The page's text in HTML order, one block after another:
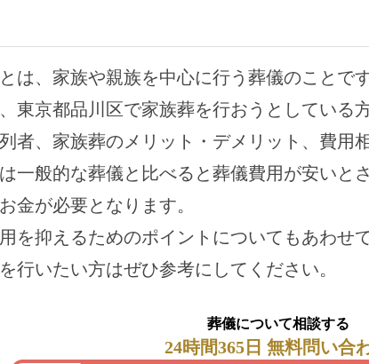
は、家族や親族を中心に行う葬儀のことです
東京都品川区で家族葬を行おうとしている
者、家族葬のメリット・デメリット、費用
一般的な葬儀と比べると葬儀費用が安いと
金が必要となります。
を抑えるためのポイントについてもあわせ
行いたい方はぜひ参考にしてください。
葬儀について相談する
24時間365日 無料問い合